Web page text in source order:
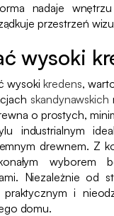
nadaje wnętrzu
przestrzeń
wysoki
wysokikredens,
skandynawskich
o prostych,
industrialnym
drewnem. Z
wyborem
Niezależnie od
i
domu.